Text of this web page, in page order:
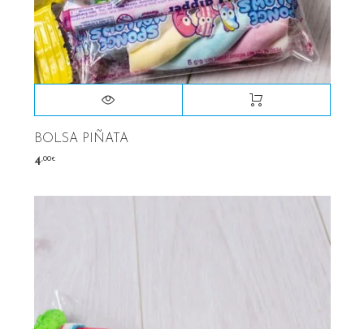
BOLSA PIÑATA
4,00€